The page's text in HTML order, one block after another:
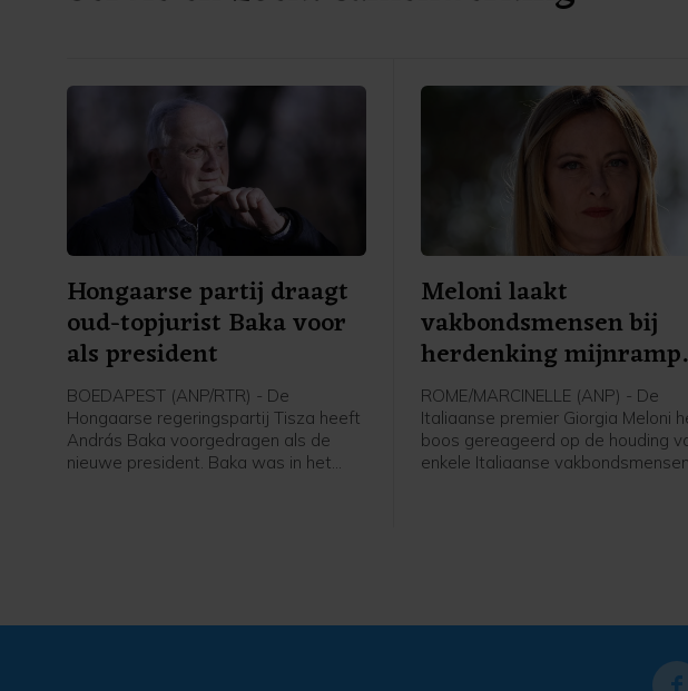
Hongaarse partij draagt
oud-topjurist Baka voor
als president
BOEDAPEST (ANP/RTR) - De
Hongaarse regeringspartij Tisza heeft
András Baka voorgedragen als de
nieuwe president. Baka was in het
Meloni laakt
vakbondsmensen bij
herdenking mijnramp
Marcinelle
ROME/MARCINELLE (ANP) - De
Italiaanse premier Giorgia Meloni
boos gereageerd op de houding
enkele Italiaanse